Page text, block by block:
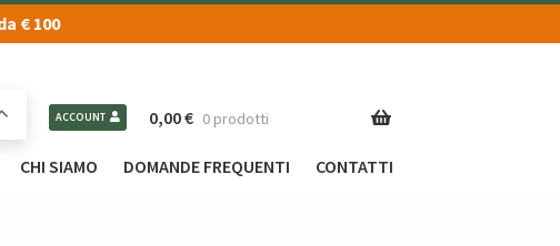
€ 100
ACCOUNT 0,00€ 0 prodotti
CHI SIAMO DOMANDE FREQUENTI CONTATTI